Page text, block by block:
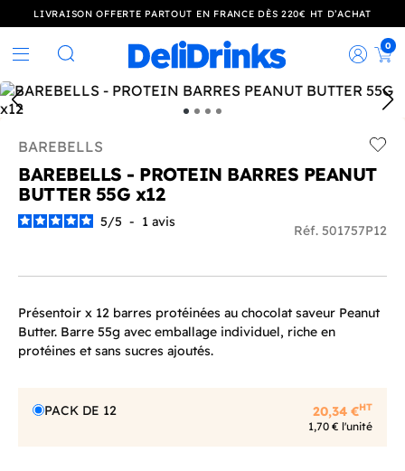
LIVRAISON OFFERTE PARTOUT EN FRANCE DÈS 220€ HT D’ACHAT
Rechercher
0
BAREBELLS
BAREBELLS - PROTEIN BARRES PEANUT
BUTTER 55G x12
5/5 - 1 avis
Réf. 501757P12
Présentoir x 12 barres protéinées au chocolat saveur Peanut
Butter. Barre 55g avec emballage individuel, riche en
protéines et sans sucres ajoutés.
PACK DE 12 20,34 €HT
1,70 € l'unité